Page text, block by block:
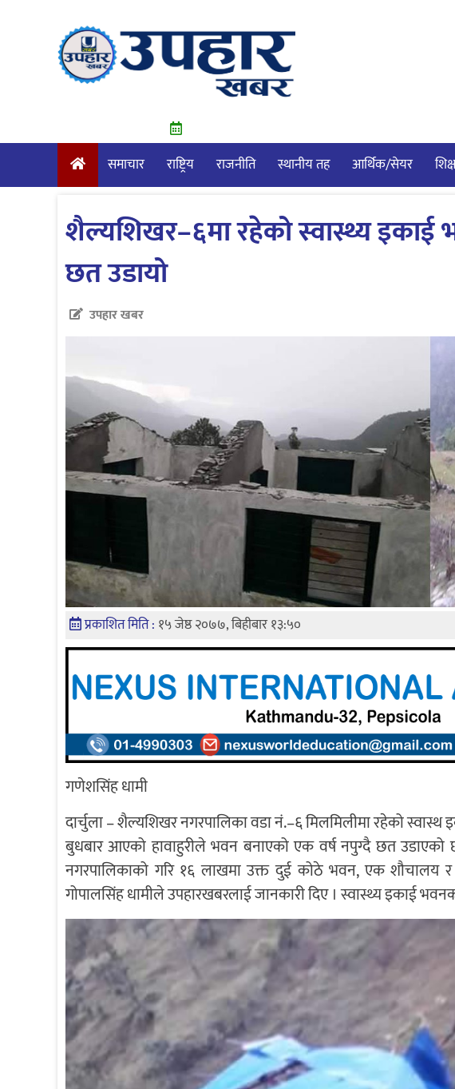
समाचार राष्ट्रिय राजनीति स्थानीय तह आर्थिक/सेयर
शैल्यशिखर–६मा रहेको स्वास्थ्य इकाई
छत उडायो
उपहार खबर
प्रकाशित मिति : १५ जेष्ठ २०७७, बिहीबार १३:५०
गणेशसिंह धामी
दार्चुला – शैल्यशिखर नगरपालिका वडा नं.–६ मिलमिलीमा रहेको
बुधबार आएको हावाहुरीले भवन बनाएको एक वर्ष नपुग्दै छत
नगरपालिकाको गरि १६ लाखमा उक्त दुई कोठे भवन, एक शौचालय र
गोपालसिंह धामीले उपहारखबरलाई जानकारी दिए । स्वास्थ्य इकाई